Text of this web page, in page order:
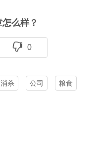
么样？
0
消杀 公司 粮食